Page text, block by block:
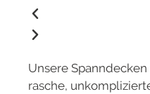
Unsere
rasche,